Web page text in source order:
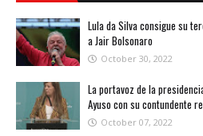
Lula da Silva consigue su
a Jair Bolsonaro
October 30, 2022
La portavoz de la
Ayuso con su contundente
October 07, 2022